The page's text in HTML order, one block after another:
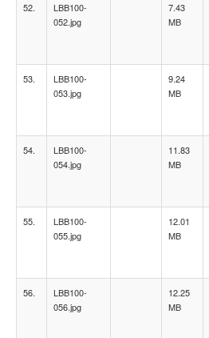
52.
LBB100-
052.jpg
7.43
MB
53.
LBB100-
053.jpg
9.24
MB
54.
LBB100-
054.jpg
11.83
MB
55.
LBB100-
055.jpg
12.01
MB
56.
LBB100-
056.jpg
12.25
MB